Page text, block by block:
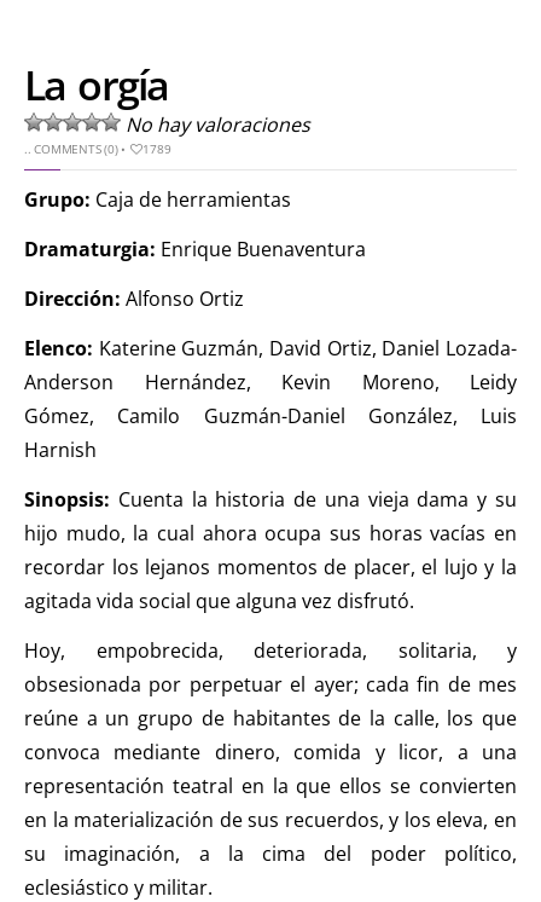
La orgía
No hay valoraciones
..COMMENTS (0)• 1789
Grupo: Caja de herramientas
Dramaturgia: Enrique Buenaventura
Dirección: Alfonso Ortiz
Elenco: Katerine Guzmán, David Ortiz, Daniel Lozada-
Anderson Hernández, Kevin Moreno, Leidy
Gómez, Camilo Guzmán-Daniel González, Luis
Harnish
Sinopsis: Cuenta la historia de una vieja dama y su
hijo mudo, la cual ahora ocupa sus horas vacías en
recordar los lejanos momentos de placer, el lujo y la
agitada vida social que alguna vez disfrutó.
Hoy, empobrecida, deteriorada, solitaria, y
obsesionada por perpetuar el ayer; cada fin de mes
reúne a un grupo de habitantes de la calle, los que
convoca mediante dinero, comida y licor, a una
representación teatral en la que ellos se convierten
en la materialización de sus recuerdos, y los eleva, en
su imaginación, a la cima del poder político,
eclesiástico y militar.